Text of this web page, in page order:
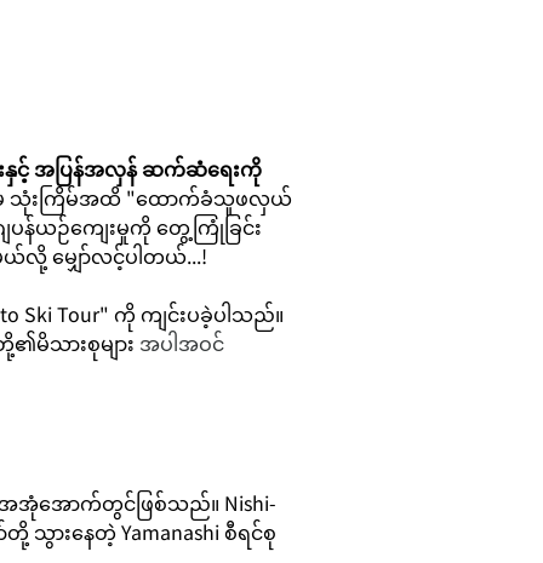
ားနှင့် အပြန်အလှန် ဆက်ဆံရေးကို
သုံးကြိမ်အထိ "ထောက်ခံသူဖလှယ်
ပန်ယဉ်ကျေးမှုကို တွေ့ကြုံခြင်း
မျှော်လင့်ပါတယ်...!
Tour" ကို ကျင်းပခဲ့ပါသည်။
၏မိသားစုများ အပါအဝင်
အုံအောက်တွင်ဖြစ်သည်။ Nishi-
သွားနေတဲ့ Yamanashi စီရင်စု